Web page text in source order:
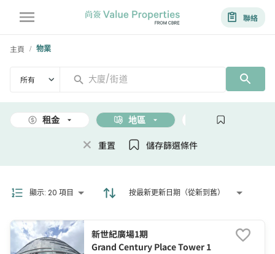
聯絡
主頁 / 物業
所有
租金 地區 面積
重置 儲存篩選條件
顯示: 20 項目 按最新更新日期（從新到舊）
新世紀廣場1期
Grand Century Place Tower 1